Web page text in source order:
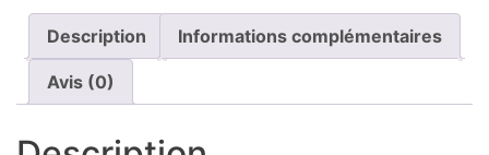
Description Informations complémentaires
Avis (0)